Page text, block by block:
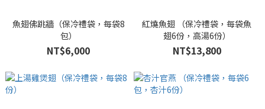
魚翅佛跳牆（保冷禮袋，每袋8
包）
NT$6,000
紅燒魚翅 （保冷禮袋，每袋魚
翅6份，高湯6份）
NT$13,800